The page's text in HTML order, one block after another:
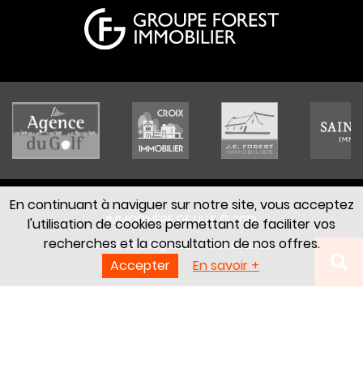
En continuant à naviguer sur notre site, vous acceptez
l'utilisation de cookies permettant de faciliter vos
recherches et la consultation de nos offres.
Accepter
En savoir +
IMMOBILIÈRE DE LILLE © 2019
Mentions légales
Honoraires